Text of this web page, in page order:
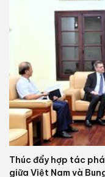
Thúc đẩy hợp tác
giữa Việt Nam và